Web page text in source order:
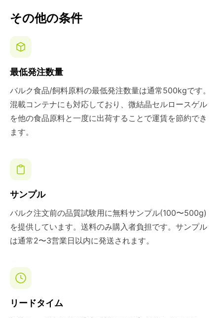
その他の条件
最低発注数量
バルク食品/飼料原料の最低発注数量は通常500kgです。
混載コンテナにも対応しており、微結晶セルロースゲル
を他の食品原料と一度に出荷することで運賃を節約でき
ます。
サンプル
バルク注文前の品質試験用に無料サンプル(100〜500g)
を提供しています。送料のみ購入者負担です。サンプル
は通常2〜3営業日以内に発送されます。
リードタイム